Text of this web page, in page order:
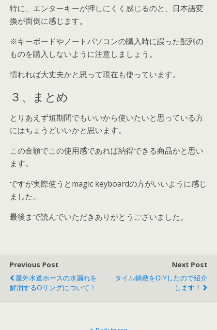
特に、エンターキーが押しにくく感じるのと、日本語変
換が面倒に感じます。
※キーボードやノートパソコンの購入時に誤った配列の
ものを購入しないように注意しましょう。
慣れれば大丈夫かと思って現在も使っています。
３、まとめ
とりあえず短期間でもいいから使いたいと思っている方
にはちょうどいいかと思います。
この金額でこの使用感であれば納得できる商品かと思い
ます。
ですが実際使うとmagic keyboardの方がいいように感じ
ました。
最後まで読んでいただきありがとうございました。
Previous Post
屋外水道ホースの水漏れを
解消するOリングについて！
Next Post
タイル鍋敷をDIYしたので紹介
します！